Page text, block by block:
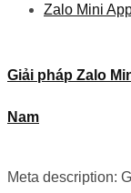
Zalo Mini
Giải pháp Zalo
Nam
Meta description: